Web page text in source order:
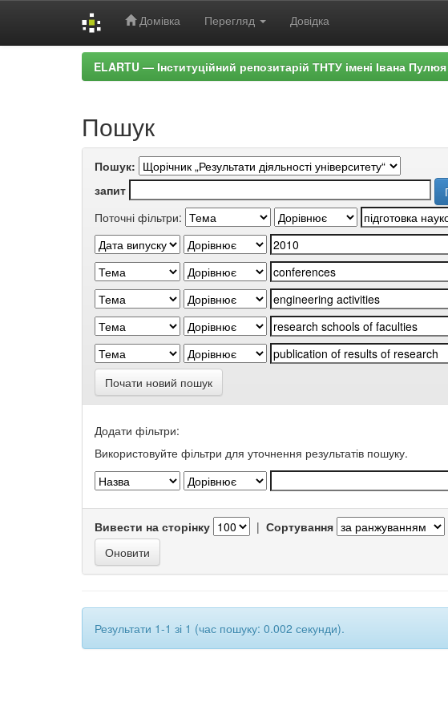
Домівка Перегляд Довідка
ELARTU — Інституційний репозитарій ТНТУ імені Івана Пулюя
Пошук
Пошук:
запит
Поточні фільтри:
Почати новий пошук
Додати фільтри:
Використовуйте фільтри для уточнення результатів пошуку.
Вивести на сторінку | Сортування
Результати 1-1 зі 1 (час пошуку: 0.002 секунди).